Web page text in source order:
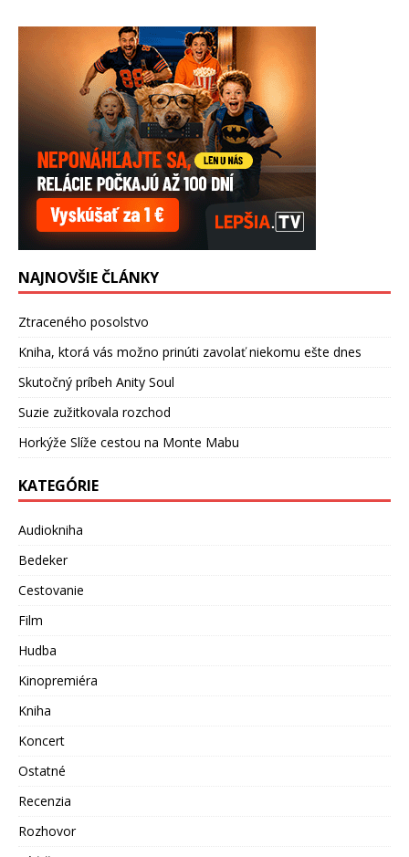
NAJNOVŠIE ČLÁNKY
Ztraceného posolstvo
Kniha, ktorá vás možno prinúti zavolať niekomu ešte dnes
Skutočný príbeh Anity Soul
Suzie zužitkovala rozchod
Horkýže Slíže cestou na Monte Mabu
KATEGÓRIE
Audiokniha
Bedeker
Cestovanie
Film
Hudba
Kinopremiéra
Kniha
Koncert
Ostatné
Recenzia
Rozhovor